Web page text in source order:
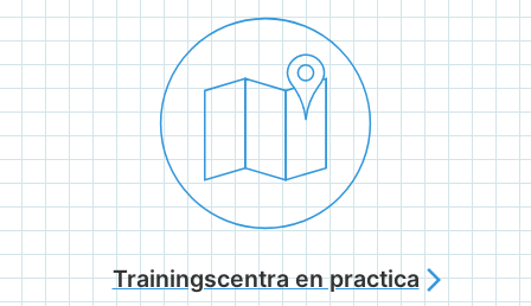
Trainingscentra en practicaarrow_forward_ios